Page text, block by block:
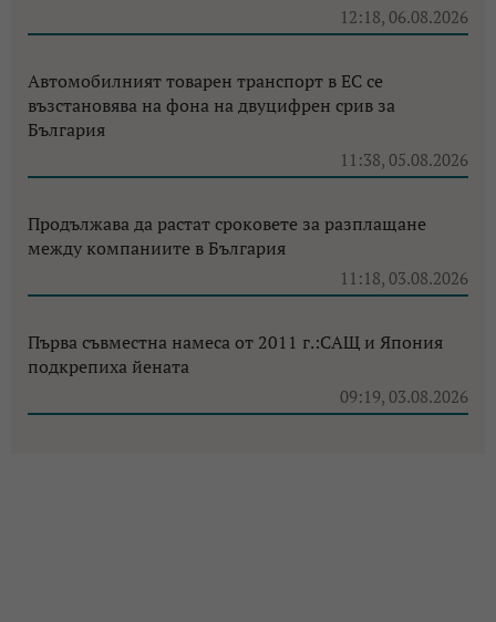
12:18, 06.08.2026
Автомобилният товарен транспорт в ЕС се
възстановява на фона на двуцифрен срив за
България
11:38, 05.08.2026
Продължава да растат сроковете за разплащане
между компаниите в България
11:18, 03.08.2026
Първа съвместна намеса от 2011 г.:САЩ и Япония
подкрепиха йената
09:19, 03.08.2026